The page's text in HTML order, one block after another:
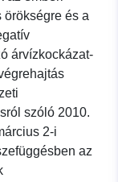
örökségre és a
árvízkockázat-
szóló 2010.
2-i
az